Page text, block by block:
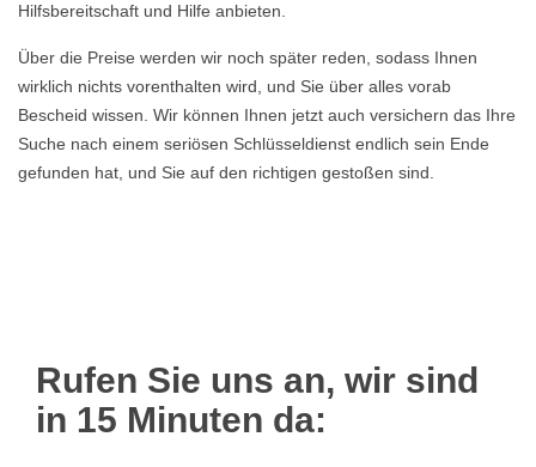
Hilfsbereitschaft und Hilfe anbieten.
Über die Preise werden wir noch später reden, sodass Ihnen
wirklich nichts vorenthalten wird, und Sie über alles vorab
Bescheid wissen. Wir können Ihnen jetzt auch versichern das Ihre
Suche nach einem seriösen Schlüsseldienst endlich sein Ende
gefunden hat, und Sie auf den richtigen gestoßen sind.
Rufen Sie uns an, wir sind
in 15 Minuten da: